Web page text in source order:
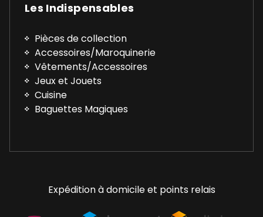
Les Indispensables
Pièces de collection
Accessoires/Maroquinerie
Vêtements/Accessoires
Jeux et Jouets
Cuisine
Baguettes Magiques
Expédition à domicile et points relais